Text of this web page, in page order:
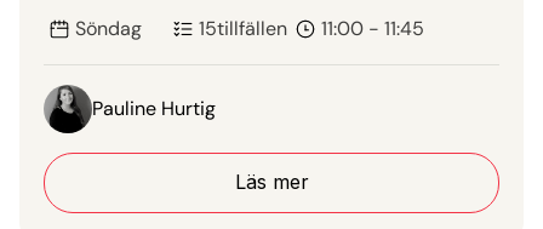
Söndag 15tillfällen 11:00 - 11:45
Pauline Hurtig
Läs mer
Läs mer